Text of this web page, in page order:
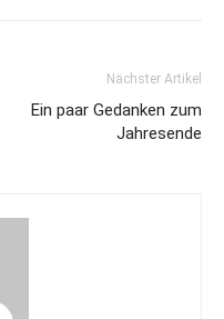
Nächster Artikel
Ein paar Gedanken zum
Jahresende